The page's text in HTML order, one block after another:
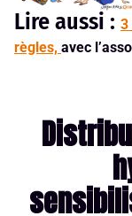
Lire aussi : 3
règles, avec